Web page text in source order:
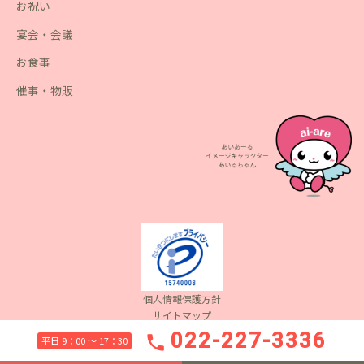
お祝い
宴会・会議
お食事
催事・物販
個人情報保護方針
サイトマップ
Copyright(c) 2022 Aiare Inc. All Rights Reserved.
平日 9：00 〜 17：30 phone 022-227-3336